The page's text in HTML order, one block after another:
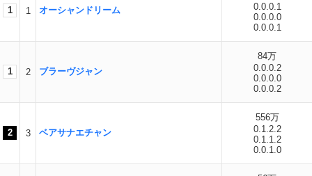
1 1 オーシャンドリーム
0.0.0.1
0.0.0.0
0.0.0.1
1 2 ブラーヴジャン
84万
0.0.0.2
0.0.0.0
0.0.0.2
2 3 ベアサナエチャン
556万
0.1.2.2
0.1.1.2
0.0.1.0